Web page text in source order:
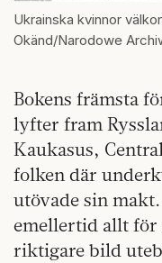
Ukrainska kvinnor
Okänd/Narodowe
Bokens främsta
lyfter fram
Kaukasus,
folken där
utövade sin
emellertid allt för
riktigare bild